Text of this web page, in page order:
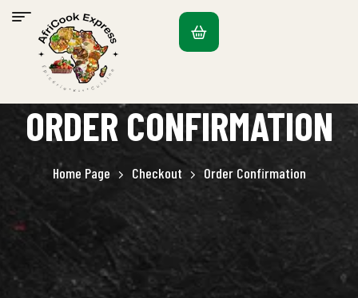
ORDER CONFIRMATION
Home Page Checkout Order Confirmation